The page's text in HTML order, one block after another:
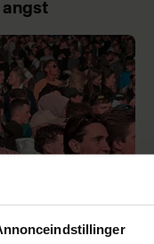
angst